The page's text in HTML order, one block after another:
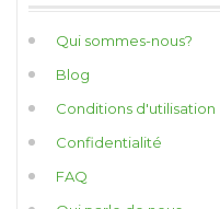
Qui sommes-nous?
Blog
Conditions d'utilisation
Confidentialité
FAQ